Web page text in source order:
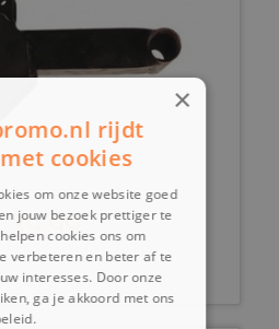
×
rijdt
cookies
om onze website goed
jouw bezoek prettiger te
cookies ons om
verbeteren en beter af te
interesses. Door onze
ga je akkoord met ons